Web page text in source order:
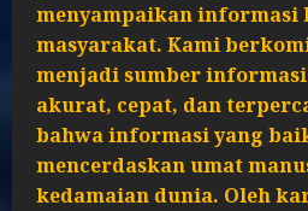
menyampaikan informasi
masyarakat. Kami
menjadi sumber
akurat, cepat, dan
bahwa informasi yang
mencerdaskan umat
kedamaian dunia. Oleh